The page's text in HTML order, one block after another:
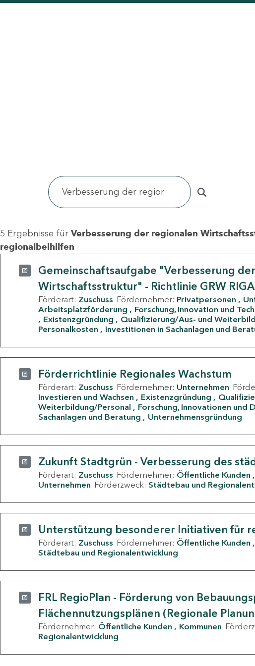
5 Ergebnisse für Verbesserung der regionalen
regionalbeihilfen
Gemeinschaftsaufgabe "Verbesserung
Wirtschaftsstruktur" - Richtlinie GRW RIGA
Förderart: Zuschuss Fördernehmer: Privatpersonen
Arbeitsplatzförderung
Forschung, Innovation und
Existenzgründung
Qualifizierung/Aus- und
Personalkosten
Investitionen in Sachanlagen und
Förderrichtlinie Regionales Wachstum
Förderart: Zuschuss Fördernehmer: Unternehmen
Investieren und Wachsen
Existenzgründung
Weiterbildung/Personal
Forschung, Innovationen und
Sachanlagen und Beratung
Unternehmensgründung
Zukunft Stadtgrün - Verbesserung des
Förderart: Zuschuss Fördernehmer: Öffentliche Kunden
Unternehmen Förderzweck: Städtebau und
Unterstützung besonderer Initiativen für
Förderart: Zuschuss Fördernehmer: Öffentliche Kunden
Städtebau und Regionalentwicklung
FRL RegioPlan - Förderung von
Flächennutzungsplänen (Regionale
Fördernehmer: Öffentliche Kunden Kommunen
Regionalentwicklung